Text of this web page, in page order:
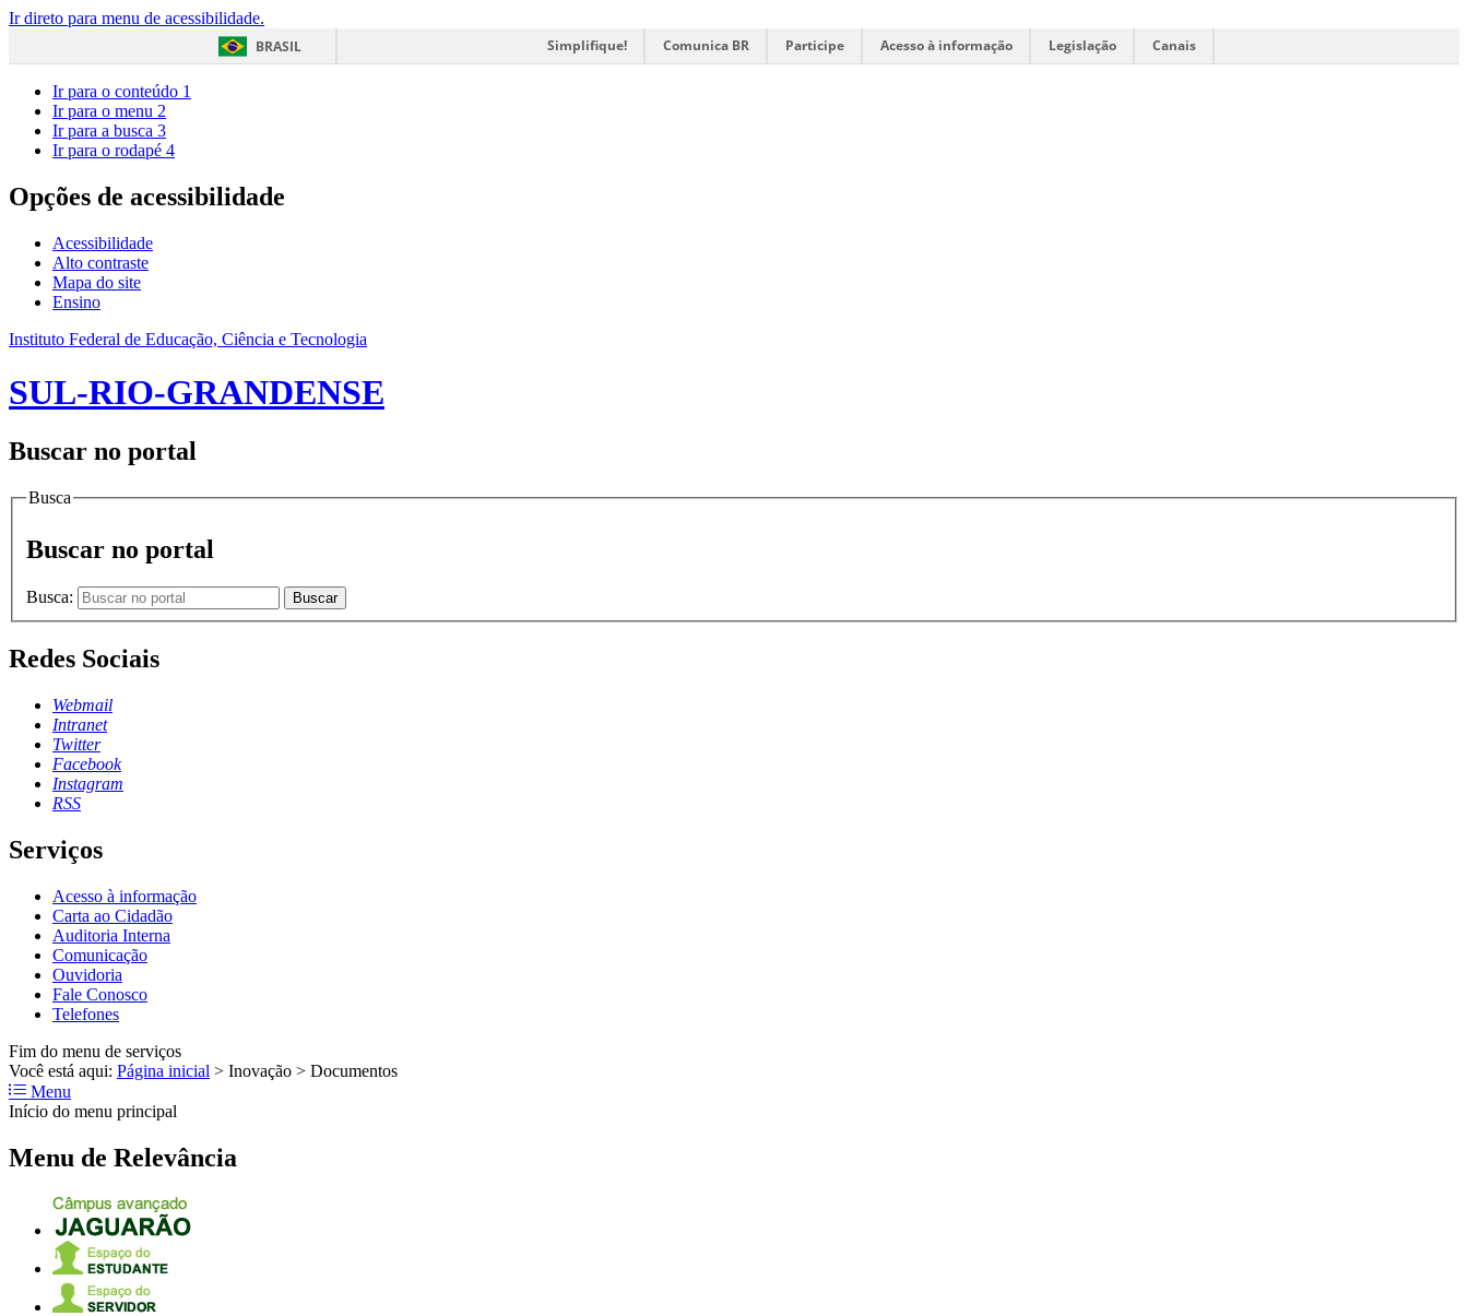
Ir direto para menu de acessibilidade.
BRASIL
Simplifique! Comunica BR Participe Acesso à informação Legislação Canais
Ir para o conteúdo 1
Ir para o menu 2
Ir para a busca 3
Ir para o rodapé 4
Opções de acessibilidade
Acessibilidade
Alto contraste
Mapa do site
Ensino
Instituto Federal de Educação, Ciência e Tecnologia
SUL-RIO-GRANDENSE
Buscar no portal
Busca
Buscar no portal
Busca: Buscar
Redes Sociais
Webmail
Intranet
Twitter
Facebook
Instagram
RSS
Serviços
Acesso à informação
Carta ao Cidadão
Auditoria Interna
Comunicação
Ouvidoria
Fale Conosco
Telefones
Fim do menu de serviços
Você está aqui: Página inicial > Inovação > Documentos
Menu
Início do menu principal
Menu de Relevância